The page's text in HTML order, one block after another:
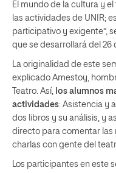
El mundo de la cultura y
las actividades de UNIR;
participativo y exigente”,
que se desarrollará del 26
La originalidad de este
explicado Amestoy,
Teatro. Así, los alumnos
actividades: Asistencia y
dos libros y su análisis, y
directo para comentar las
charlas con gente del
Los participantes en este